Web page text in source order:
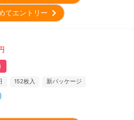
てエントリー
152枚入 新パッケージ